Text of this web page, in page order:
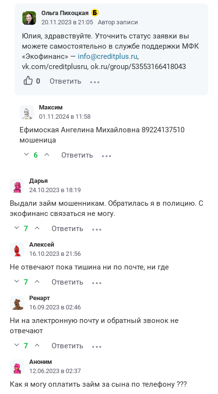
Ольга Пихоцкая
20.11.2023 в 21:05
Автор записи
Юлия, здравствуйте. Уточнить статус заявки вы
можете самостоятельно в службе поддержки МФК
«Экофинанс» — info@creditplus.ru,
vk.com/creditplusru, ok.ru/group/53553166418043
0
Ответить
Максим
01.11.2024 в 11:58
Ефимоская Ангелина Михайловна 89224137510
мошеница
6
Ответить
Дарья
24.10.2023 в 18:19
Выдали займ мошенникам. Обратилась я в полицию. С
экофинанс связаться не могу.
7
Ответить
Алексей
16.10.2023 в 21:56
Не отвечают пока тишина ни по почте, ни где
7
Ответить
Ренарт
16.09.2023 в 02:46
Ни на электронную почту и обратный звонок не
отвечают
7
Ответить
Аноним
12.06.2023 в 02:37
Как я могу оплатить займ за сына по телефону ???